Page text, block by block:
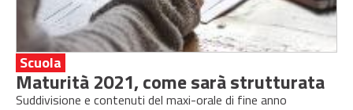
Scuola
Maturità 2021, come sarà strutturata
Suddivisione e contenuti del maxi-orale di fine anno